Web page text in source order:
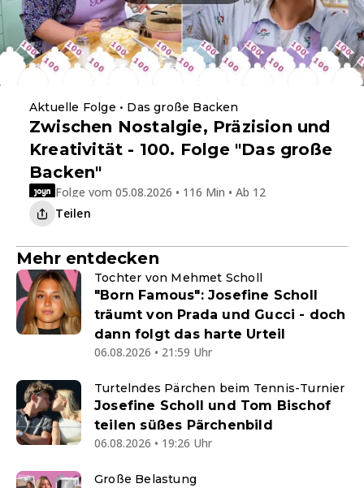
Aktuelle Folge • Das große Backen
Zwischen Nostalgie, Präzision und
Kreativität - 100. Folge "Das große
Backen"
Folge vom 05.08.2026 • 116 Min • Ab 12
Teilen
Mehr entdecken
Tochter von Mehmet Scholl
"Born Famous": Josefine Scholl
träumt von Prada und Gucci - doch
dann folgt das harte Urteil
06.08.2026 • 21:59 Uhr
Turtelndes Pärchen beim Tennis-Turnier
Josefine Scholl und Tom Bischof
teilen süßes Pärchenbild
06.08.2026 • 19:26 Uhr
Große Belastung